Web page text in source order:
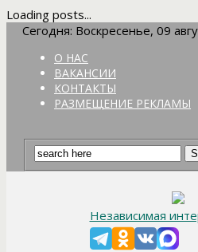
Loading posts...
Сегодня: Воскресенье, 09
О НАС
ВАКАНСИИ
КОНТАКТЫ
РАЗМЕЩЕНИЕ РЕКЛАМЫ
Независимая